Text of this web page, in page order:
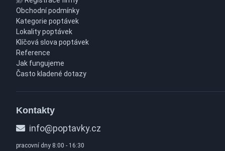
Obchodní podmínky
Kategorie poptávek
Lokality poptávek
Klíčová slova poptávek
Reference
Jak fungujeme
Často kladené dotazy
Kontakty
info@poptavky.cz
pracovní dny 8:00 - 16:30